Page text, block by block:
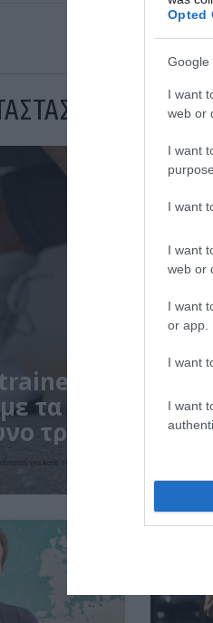
Opted
Google
I want
web or
I want
I want
I want
web or
I want
or app.
I want
I want
τα παπούτσια
τραυματισμών
για κάθε είδος προπόνησης δεν αφορά μόνο την